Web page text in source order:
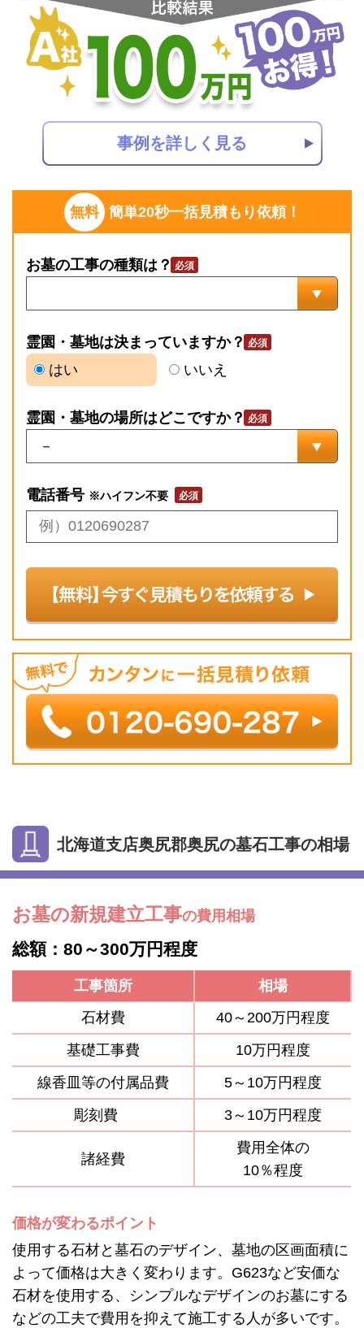
無料 簡単20秒一括見積もり依頼！
お墓の工事の種類は？
霊園・墓地は決まっていますか？
はい
いいえ
霊園・墓地の場所はどこですか？
電話番号 ※ハイフン不要
事例を詳しく見る
北海道支店奥尻郡奥尻の墓石工事の相場
お墓の新規建立工事の費用相場
総額：80～300万円程度
工事箇所
相場
石材費
40～200万円程度
基礎工事費
10万円程度
線香皿等の付属品費
5～10万円程度
彫刻費
3～10万円程度
諸経費
費用全体の
10％程度
価格が変わるポイント
使用する石材と墓石のデザイン、墓地の区画面積に
よって価格は大きく変わります。G623など安価な
石材を使用する、シンプルなデザインのお墓にする
などの工夫で費用を抑えて施工する人が多いです。